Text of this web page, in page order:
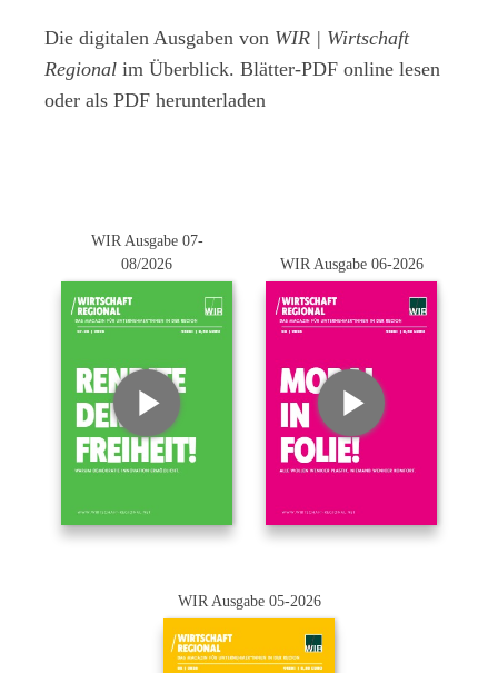
Die digitalen Ausgaben von WIR | Wirtschaft
Regional im Überblick. Blätter-PDF online lesen
oder als PDF herunterladen
WIR Ausgabe 07-
08/2026
WIR Ausgabe 06-2026
WIR Ausgabe 05-2026